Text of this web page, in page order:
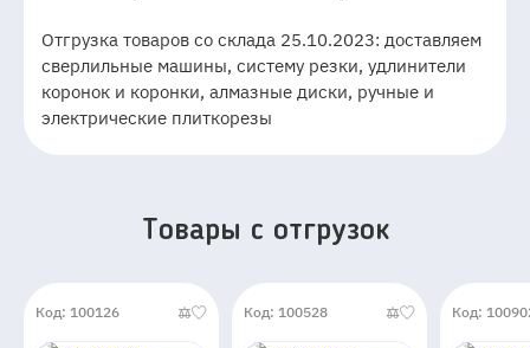
Отгрузка товаров со склада 25.10.2023: доставляем
сверлильные машины, систему резки, удлинители
коронок и коронки, алмазные диски, ручные и
электрические плиткорезы
Товары c отгрузок
Код: 100126 Код: 100528 Код: